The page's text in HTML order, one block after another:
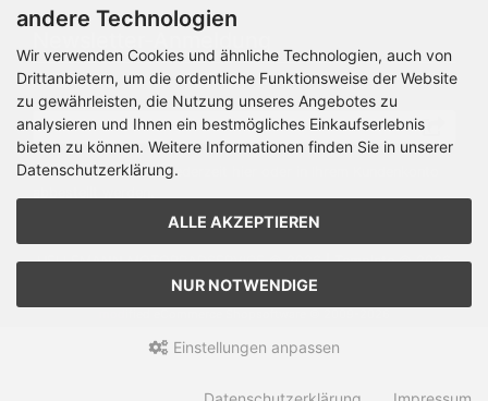
Newsletter-Anmeldung
E-Mail-Adresse:
Der Newsletter kann jederzeit hier oder in Ihrem Kundenkonto
HELLEMANN MOTORRADSERVICE © 2026 | Template © 2026
by Karl
andere Technologien
Wir verwenden Cookies und ähnliche Technologien, auch von
Drittanbietern, um die ordentliche Funktionsweise der Website
zu gewährleisten, die Nutzung unseres Angebotes zu
analysieren und Ihnen ein bestmögliches Einkaufserlebnis
bieten zu können. Weitere Informationen finden Sie in unserer
Datenschutzerklärung.
ALLE AKZEPTIEREN
NUR NOTWENDIGE
Einstellungen anpassen